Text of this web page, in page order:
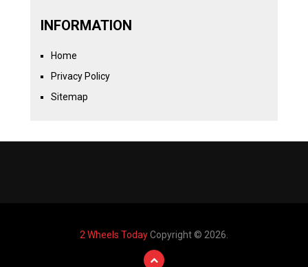
INFORMATION
Home
Privacy Policy
Sitemap
2 Wheels TodayCopyright © 2026.